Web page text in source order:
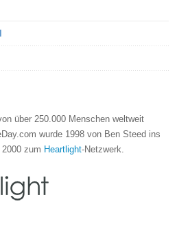
über 250.000 Menschen weltweit
wurde 1998 von Ben Steed ins
zum Heartlight-Netzwerk.